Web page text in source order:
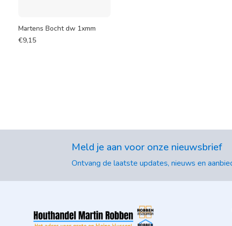
Martens Bocht dw 1xmm
€9,15
Meld je aan voor onze nieuwsbrief
Ontvang de laatste updates, nieuws en